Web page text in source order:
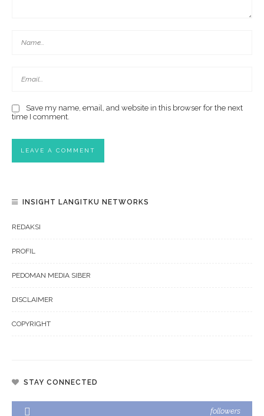
Save my name, email, and website in this browser for the next
time I comment.
INSIGHT LANGITKU NETWORKS
REDAKSI
PROFIL
PEDOMAN MEDIA SIBER
DISCLAIMER
COPYRIGHT
STAY CONNECTED
followers